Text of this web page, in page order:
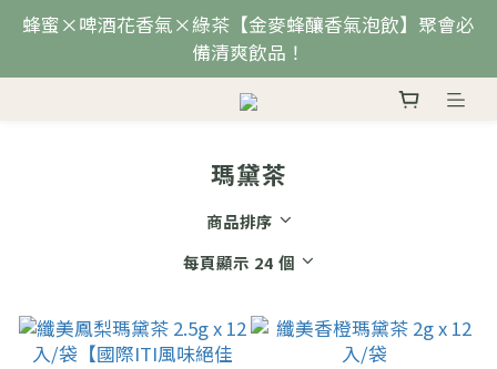
蜂蜜×啤酒花香氣×綠茶【金麥蜂釀香氣泡飲】聚會必
備清爽飲品！
瑪黛茶
商品排序
每頁顯示 24 個